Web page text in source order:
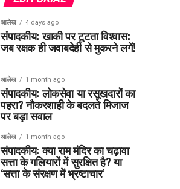
आलेख 4 days ago
संपादकीय: खाकी पर टूटता विश्वास:
जब रक्षक ही जवाबदेही से मुकरने लगें!
आलेख 1 month ago
संपादकीय: लोकसेवा या रसूखदारों का
पहरा? नौकरशाही के बदलते मिजाज
पर बड़ा सवाल
आलेख 1 month ago
संपादकीय: क्या राम मंदिर का चढ़ावा
सत्ता के गलियारों में सुरक्षित है? या
‘सत्ता के संरक्षण में भ्रष्टाचार’